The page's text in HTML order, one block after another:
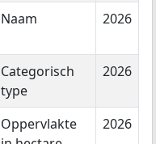
Naam 2026
Categorisch
type
2026
Oppervlakte
2026